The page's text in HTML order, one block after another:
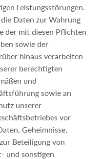
Leistungsstörungen.
Daten zur Wahrung
der mit diesen Pflichten
sowie der
hinaus verarbeiten
berechtigten
und
sowie an
unserer
vor
Geheimnisse,
Beteiligung von
und sonstigen